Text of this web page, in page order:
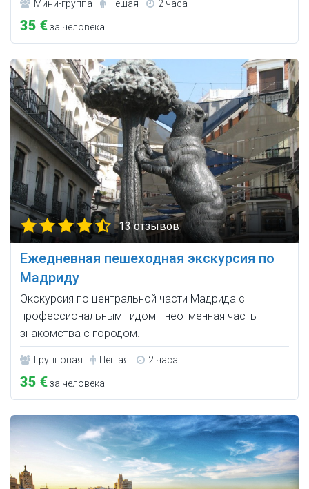
Мини-группа Пешая 2 часа
35 €за человека
13 отзывов
Ежедневная пешеходная экскурсия по
Мадриду
Экскурсия по центральной части Мадрида с
профессиональным гидом - неотменная часть
знакомства с городом.
Групповая Пешая 2 часа
35 €за человека